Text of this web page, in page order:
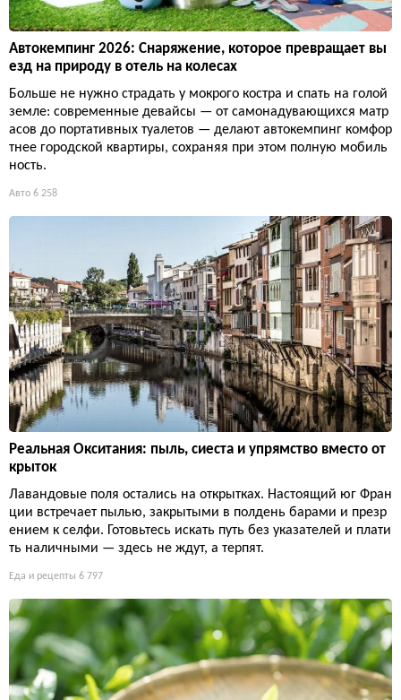
Автокемпинг 2026: Снаряжение, которое превращает вы
езд на природу в отель на колесах
Больше не нужно страдать у мокрого костра и спать на голой
земле: современные девайсы — от самонадувающихся матр
асов до портативных туалетов — делают автокемпинг комфор
тнее городской квартиры, сохраняя при этом полную мобиль
ность.
Авто 6 258
Реальная Окситания: пыль, сиеста и упрямство вместо от
крыток
Лавандовые поля остались на открытках. Настоящий юг Фран
ции встречает пылью, закрытыми в полдень барами и презр
ением к селфи. Готовьтесь искать путь без указателей и плати
ть наличными — здесь не ждут, а терпят.
Еда и рецепты 6 797